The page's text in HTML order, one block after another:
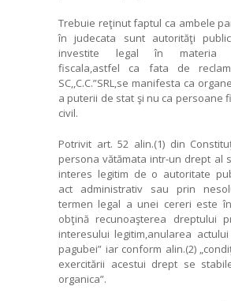
Trebuie reţinut faptul ca ambele
în judecata sunt autorităţi
investite legal în materia
fiscala,astfel ca fata de
SC,,C.C.”SRL,se manifesta ca
a puterii de stat şi nu ca persoane
civil.
Potrivit art. 52 alin.(1) din
persona vătămata intr-un drept al
interes legitim de o autoritate
act administrativ sau prin
termen legal a unei cereri este
obţină recunoaşterea dreptului
interesului legitim,anularea
pagubei” iar conform alin.(2)
exercitării acestui drept se
organica”.